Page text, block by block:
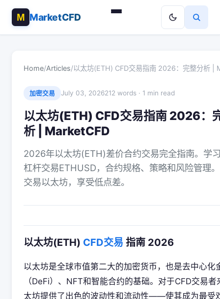
MarketCFD
Home/Articles/以太坊(ETH) CFD交易指南 2026：完整分析 |
加密交易 July 03, 2026212 words · 1 min read
以太坊(ETH) CFD交易指南 2026：
析 | MarketCFD
2026年以太坊(ETH)差价合约交易完全指南。学
杠杆交易ETHUSD，合约规格、策略和风险管理
交易以太坊，享受低点差。
以太坊(ETH) CFD交易 指南 2026
以太坊是全球市值第二大的加密货币，也是去中心化
（DeFi）、NFT和智能合约的基础。对于CFD交易者
太坊提供了出色的波动性和流动性——使其成为最受